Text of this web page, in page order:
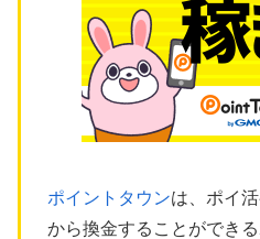
ポイントタウンは、ポイ
から換金することができ